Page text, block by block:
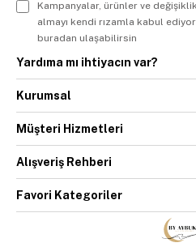
Kampanyalar, ürünler ve
almayı kendi rızamla kabul
buradan ulaşabilirsin
Yardıma mı ihtiyacın var?
Kurumsal
Müşteri Hizmetleri
Alışveriş Rehberi
Favori Kategoriler